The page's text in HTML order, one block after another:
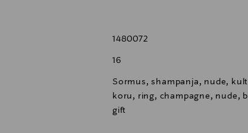
1480072
16
Sormus, shampanja, nude,
koru, ring, champagne, nude,
gift